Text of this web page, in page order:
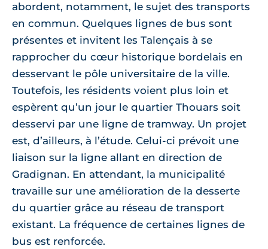
abordent, notamment, le sujet des transports
en commun. Quelques lignes de bus sont
présentes et invitent les Talençais à se
rapprocher du cœur historique bordelais en
desservant le pôle universitaire de la ville.
Toutefois, les résidents voient plus loin et
espèrent qu’un jour le quartier Thouars soit
desservi par une ligne de tramway. Un projet
est, d’ailleurs, à l’étude. Celui-ci prévoit une
liaison sur la ligne allant en direction de
Gradignan. En attendant, la municipalité
travaille sur une amélioration de la desserte
du quartier grâce au réseau de transport
existant. La fréquence de certaines lignes de
bus est renforcée.